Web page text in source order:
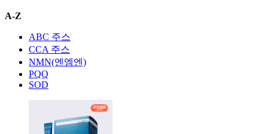
A-Z
ABC 주스
CCA 주스
NMN(엔엠엔)
PQQ
SOD